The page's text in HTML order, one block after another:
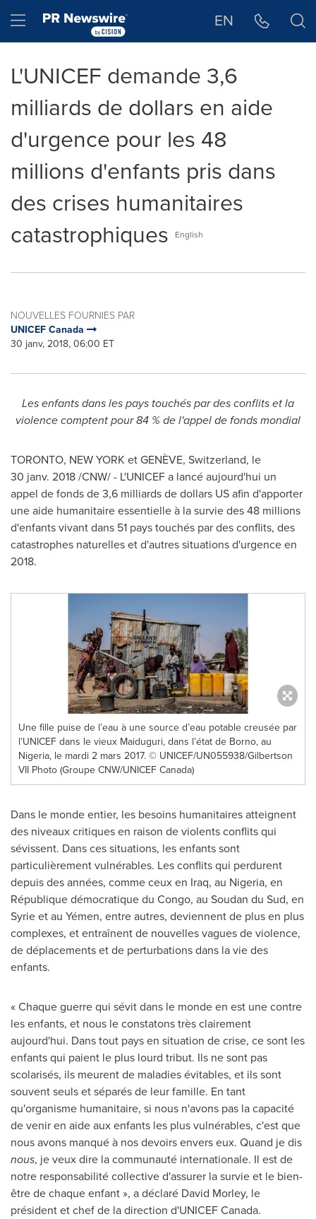
Hamburger menu EN
L'UNICEF demande 3,6
milliards de dollars en aide
d'urgence pour les 48
millions d'enfants pris dans
des crises humanitaires
catastrophiques
English
NOUVELLES FOURNIES PAR
UNICEF Canada
30 janv, 2018, 06:00 ET
Les enfants dans les pays touchés par des conflits et la
violence comptent pour 84 % de l'appel de fonds mondial
TORONTO, NEW YORK et GENÈVE, Switzerland, le
30 janv. 2018 /CNW/ - L'UNICEF a lancé aujourd'hui un
appel de fonds de 3,6 milliards de dollars US afin d'apporter
une aide humanitaire essentielle à la survie des 48 millions
d'enfants vivant dans 51 pays touchés par des conflits, des
catastrophes naturelles et d'autres situations d'urgence en
2018.
Une fille puise de l’eau à une source d’eau potable creusée par
l’UNICEF dans le vieux Maiduguri, dans l’état de Borno, au
Nigeria, le mardi 2 mars 2017. © UNICEF/UN055938/Gilbertson
VII Photo (Groupe CNW/UNICEF Canada)
Dans le monde entier, les besoins humanitaires atteignent
des niveaux critiques en raison de violents conflits qui
sévissent. Dans ces situations, les enfants sont
particulièrement vulnérables. Les conflits qui perdurent
depuis des années, comme ceux en Iraq, au Nigeria, en
République démocratique du Congo, au Soudan du Sud, en
Syrie et au Yémen, entre autres, deviennent de plus en plus
complexes, et entraînent de nouvelles vagues de violence,
de déplacements et de perturbations dans la vie des
enfants.
« Chaque guerre qui sévit dans le monde en est une contre
les enfants, et nous le constatons très clairement
aujourd'hui. Dans tout pays en situation de crise, ce sont les
enfants qui paient le plus lourd tribut. Ils ne sont pas
scolarisés, ils meurent de maladies évitables, et ils sont
souvent seuls et séparés de leur famille. En tant
qu'organisme humanitaire, si nous n'avons pas la capacité
de venir en aide aux enfants les plus vulnérables, c'est que
nous avons manqué à nos devoirs envers eux. Quand je dis
nous, je veux dire la communauté internationale. Il est de
notre responsabilité collective d'assurer la survie et le bien-
être de chaque enfant », a déclaré David Morley, le
président et chef de la direction d'UNICEF Canada.